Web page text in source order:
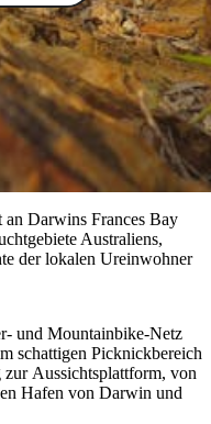
Darwins Frances Bay
Australiens,
der lokalen Ureinwohner
und Mountainbike-Netz
schattigen Picknickbereich
zur Aussichtsplattform, von
Hafen von Darwin und